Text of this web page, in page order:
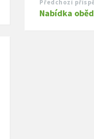
Předchozí
Nabídka